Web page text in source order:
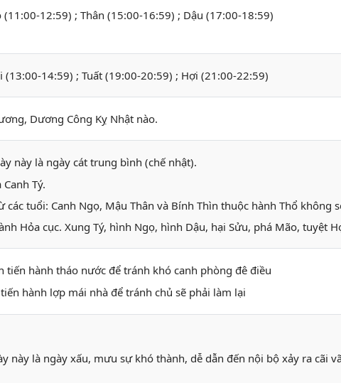
12:59) ; Thân (15:00-16:59) ; Dậu (17:00-18:59)
14:59) ; Tuất (19:00-20:59) ; Hợi (21:00-22:59)
Dương Công Kỵ Nhật nào.
này là ngày cát trung bình (chế nhật).
Tý.
tuổi: Canh Ngọ, Mậu Thân và Bính Thìn thuộc hành Thổ không
Hỏa cục. Xung Tý, hình Ngọ, hình Dậu, hại Sửu, phá Mão, tuyệt
tiến hành tháo nước để tránh khó canh phòng đê điều
hành lợp mái nhà để tránh chủ sẽ phải làm lại
này là ngày xấu, mưu sự khó thành, dễ dẫn đến nội bộ xảy ra cãi